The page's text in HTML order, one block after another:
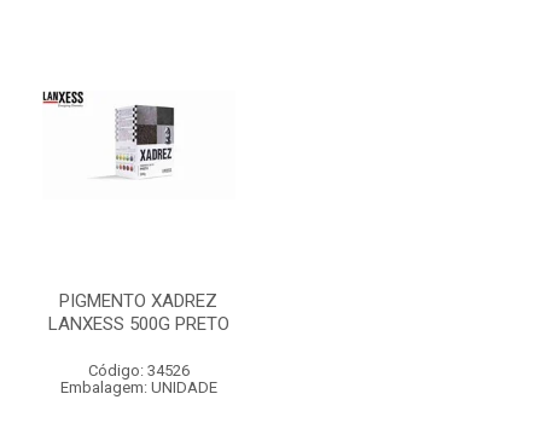
PIGMENTO XADREZ
LANXESS 500G PRETO
Código: 34526
Embalagem: UNIDADE